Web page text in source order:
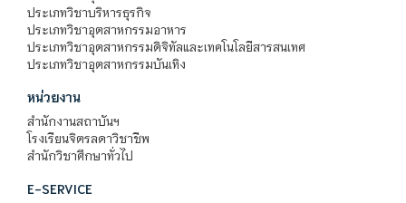
ประเภทวิชาบริหารธุรกิจ
ประเภทวิชาอุตสาหกรรมอาหาร
ประเภทวิชาอุตสาหกรรมดิจิทัลและเทคโนโลยีสารสนเทศ
ประเภทวิชาอุตสาหกรรมบันเทิง
หน่วยงาน
สำนักงานสถาบันฯ
โรงเรียนจิตรลดาวิชาชีพ
สำนักวิชาศึกษาทั่วไป
E-SERVICE